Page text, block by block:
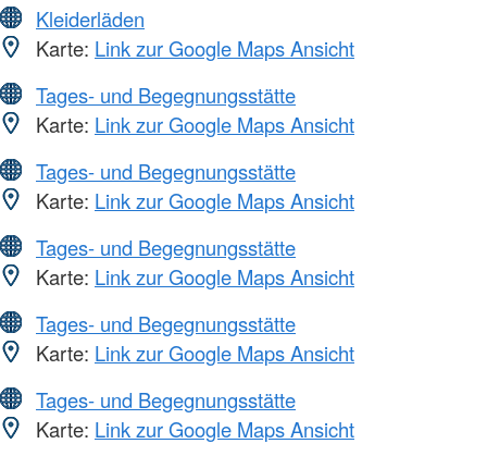
Kleiderläden
Karte: Link zur Google Maps Ansicht
Tages- und Begegnungsstätte
Karte: Link zur Google Maps Ansicht
Tages- und Begegnungsstätte
Karte: Link zur Google Maps Ansicht
Tages- und Begegnungsstätte
Karte: Link zur Google Maps Ansicht
Tages- und Begegnungsstätte
Karte: Link zur Google Maps Ansicht
Tages- und Begegnungsstätte
Karte: Link zur Google Maps Ansicht